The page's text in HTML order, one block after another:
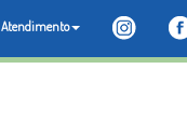
Atendimento